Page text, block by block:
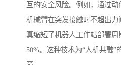
互的安全风险。例如，通过
机械臂在突发接触时不超出
真缩短了机器人工作站部署
50%。这种技术为“人机共融”